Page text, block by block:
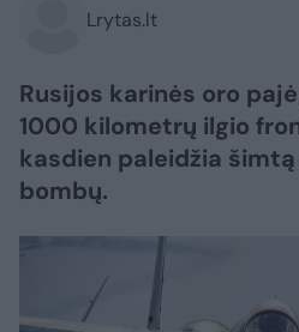
Lrytas.lt
Rusijos karinės oro
1000 kilometrų ilgio
kasdien paleidžia
bombų.